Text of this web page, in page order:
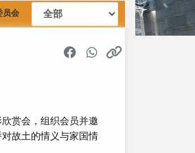
员会
赏会，组织会员并邀
故土的情义与家国情